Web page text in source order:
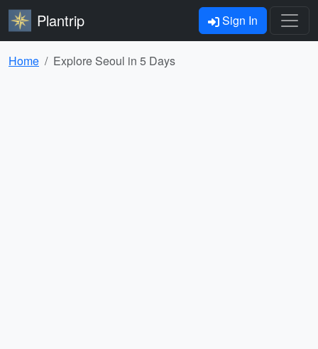
Plantrip Sign In
Home Explore Seoul in 5 Days